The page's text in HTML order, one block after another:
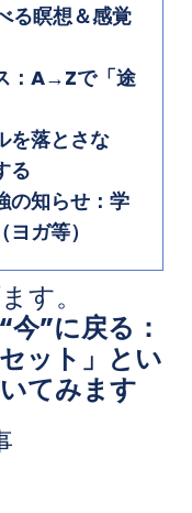
る瞑想＆感覚
：A→Zで「途
を落とさな
る
の知らせ：学
ガ等）
す。
今”に戻る：
ット」とい
てみます